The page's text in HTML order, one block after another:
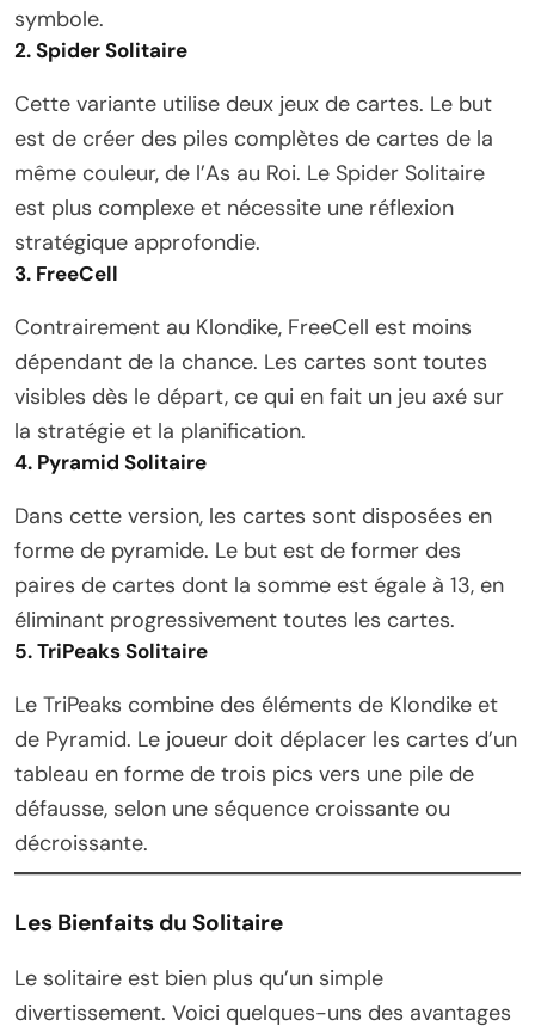
symbole.
2. Spider Solitaire
Cette variante utilise deux jeux de cartes. Le but
est de créer des piles complètes de cartes de la
même couleur, de l’As au Roi. Le Spider Solitaire
est plus complexe et nécessite une réflexion
stratégique approfondie.
3. FreeCell
Contrairement au Klondike, FreeCell est moins
dépendant de la chance. Les cartes sont toutes
visibles dès le départ, ce qui en fait un jeu axé sur
la stratégie et la planification.
4. Pyramid Solitaire
Dans cette version, les cartes sont disposées en
forme de pyramide. Le but est de former des
paires de cartes dont la somme est égale à 13, en
éliminant progressivement toutes les cartes.
5. TriPeaks Solitaire
Le TriPeaks combine des éléments de Klondike et
de Pyramid. Le joueur doit déplacer les cartes d’un
tableau en forme de trois pics vers une pile de
défausse, selon une séquence croissante ou
décroissante.
Les Bienfaits du Solitaire
Le solitaire est bien plus qu’un simple
divertissement. Voici quelques-uns des avantages